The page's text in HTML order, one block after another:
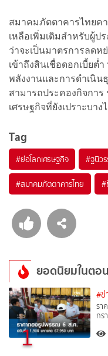
สมาคมภัตตาคารไทยค
เหลือเพิ่มเติมสำหรับผู้ป
ว่าจะเป็นมาตรการลด
เข้าถึงสินเชื่อดอกเบี้ย
พลังงานและการดำเนิน
สามารถประคองกิจการ
เศรษฐกิจที่ยังเปราะบาง
Tag
#ย่อโลกเศรษฐกิจ #ฐนิว
#สมาคมภัตตาคารไทย #
ยอดนิยมในตอ
1
#ข่
รา
กร